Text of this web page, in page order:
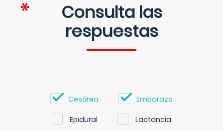
Consulta las
respuestas
Cesárea Embarazo
Epidural Lactancia